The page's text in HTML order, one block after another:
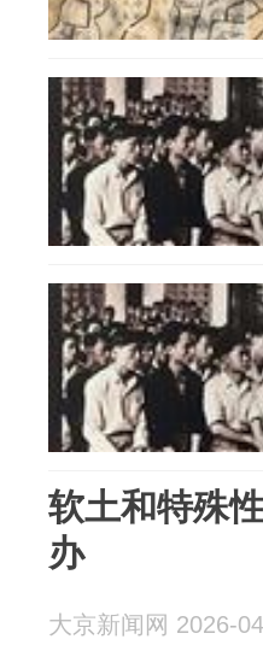
软土和特殊
办
大京新闻网 2026-